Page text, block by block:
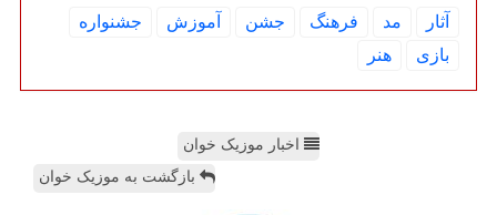
آثار مد فرهنگ جشن آموزش
جشنواره
بازی
هنر
اخبار موزیک خوان
بازگشت به موزیک خوان